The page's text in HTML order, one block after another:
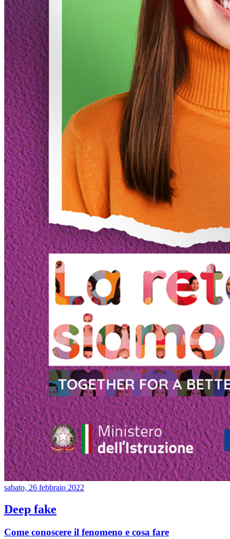
sabato, 26 febbraio 2022
Deep fake
Come conoscere il fenomeno e cosa fare